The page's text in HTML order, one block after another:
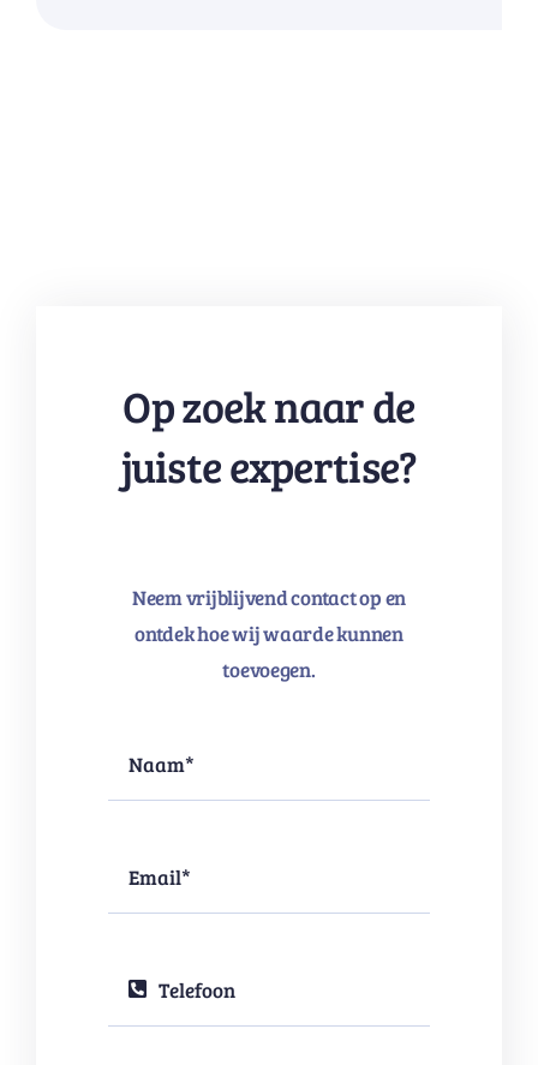
Op zoek naar de
juiste expertise?
Neem vrijblijvend contact op en
ontdek hoe wij waarde kunnen
toevoegen.